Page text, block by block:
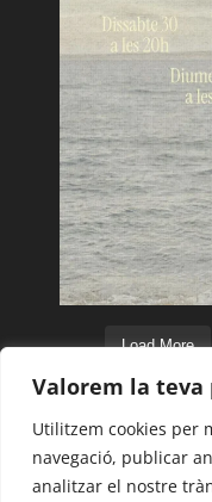
Valorem la teva
Utilitzem cookies per
navegació, publicar
analitzar el nostre
Load More
© Tots els drets